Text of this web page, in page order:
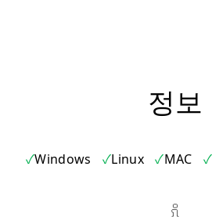
정보
Windows Linux MAC